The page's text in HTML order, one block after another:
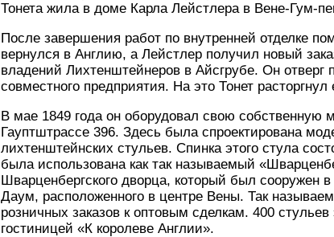
Тонета жила в доме Карла Лейстлера в Вене-Гум-
После завершения работ по внутренней отделке
вернулся в Англию, а Лейстлер получил новый
владений Лихтенштейнеров в Айсгрубе. Он отверг
совместного предприятия. На это Тонет
В мае 1849 года он оборудовал свою
Гауптштрассе 396. Здесь была спроектирована
лихтенштейнских стульев. Спинка этого стула
была использована как так называемый
Шварценбергского дворца, который был сооружен
Даум, расположенного в центре Вены. Так
розничных заказов к оптовым сделкам. 400
гостиницей «К королеве Англии».